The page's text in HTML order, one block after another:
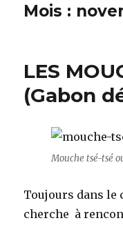
Mois :
LES
(Gabon
Mouche tsé-tsé
Toujours dans le
cherche à